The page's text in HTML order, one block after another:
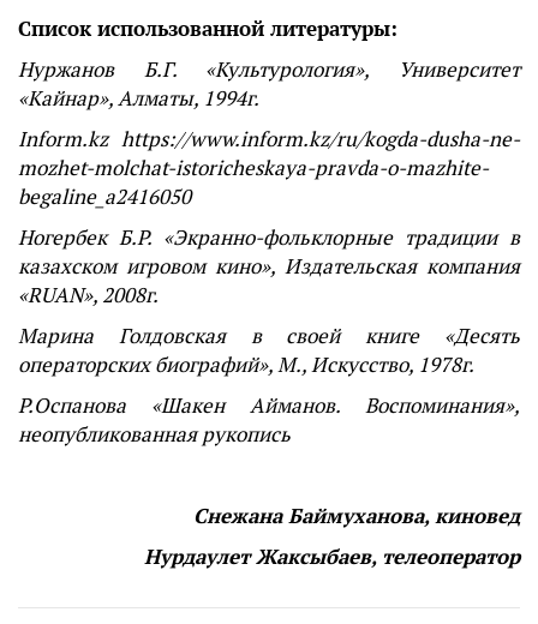
Список использованной литературы:
Нуржанов Б.Г. «Культурология», Университет
«Кайнар», Алматы, 1994г.
Inform.kz https://www.inform.kz/ru/kogda-dusha-ne-
mozhet-molchat-istoricheskaya-pravda-o-mazhite-
begaline_a2416050
Ногербек Б.Р. «Экранно-фольклорные традиции в
казахском игровом кино», Издательская компания
«RUAN», 2008г.
Марина Голдовская в своей книге «Десять
операторских биографий», М., Искусство, 1978г.
Р.Оспанова «Шакен Айманов. Воспоминания»,
неопубликованная рукопись
Снежана Баймуханова, киновед
Нурдаулет Жаксыбаев, телеоператор